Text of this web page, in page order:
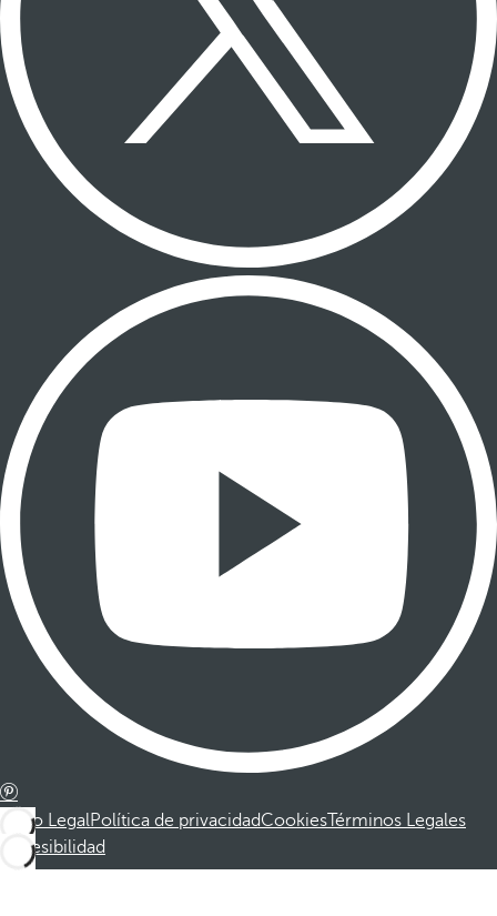
Aviso LegalPolítica de privacidadCookiesTérminos Legales
Accesibilidad